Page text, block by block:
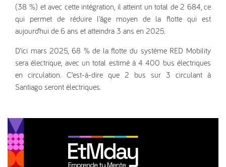
(38 %) et avec cette intégration, il atteint un total de 2 684, ce
qui permet de réduire l’âge moyen de la flotte qui est
aujourd’hui de 6 ans et atteindra 3 ans en 2025.
D’ici mars 2025, 68 % de la flotte du système RED Mobility
sera électrique, avec un total estimé à 4 400 bus électriques
en circulation. C’est-à-dire que 2 bus sur 3 circulant à
Santiago seront électriques.